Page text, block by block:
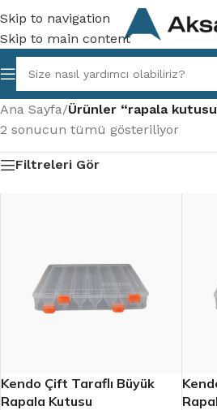
Skip to navigation
Skip to main content
Ana Sayfa/Ürünler “rapala
2 sonucun tümü gösteriliyor
Filtreleri Gör
Kendo Çift Taraflı Büyük
Rapala Kutusu